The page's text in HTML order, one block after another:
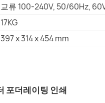
교류 100-240V, 50/60Hz,
17KG
397 x 314 x 454 mm